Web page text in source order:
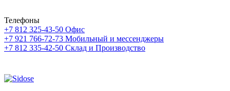
Телефоны
+7 812 325-43-50 Офис
+7 921 766-72-73 Мобильный и мессенджеры
+7 812 335-42-50 Склад и Производство